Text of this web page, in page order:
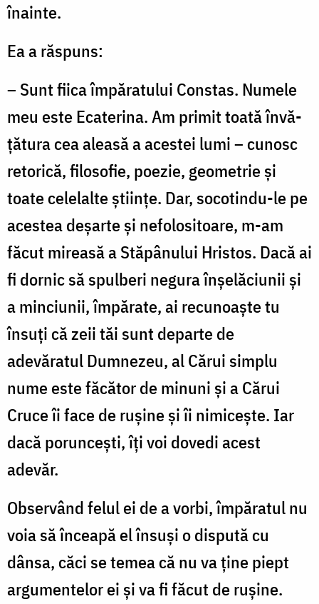
înainte.
Ea a răspuns:
– Sunt fiica împăratului Constas. Numele
meu este Ecaterina. Am primit toată învă­
țătura cea aleasă a acestei lumi – cunosc
retorică, filosofie, poezie, geometrie și
toate celelalte științe. Dar, socotindu-le pe
acestea deșarte și nefolositoare, m-am
făcut mireasă a Stăpânului Hristos. Dacă ai
fi dornic să spulberi negura înșelăciunii și
a minciunii, împărate, ai recunoaște tu
însuți că zeii tăi sunt departe de
adevăratul Dumnezeu, al Cărui simplu
nume este făcător de minuni și a Cărui
Cruce îi face de rușine și îi nimi­cește. Iar
dacă poruncești, îți voi dovedi acest
adevăr.
Observând felul ei de a vorbi, împăratul nu
voia să înceapă el însuși o dispută cu
dânsa, căci se temea că nu va ține piept
argu­mentelor ei și va fi făcut de rușine.